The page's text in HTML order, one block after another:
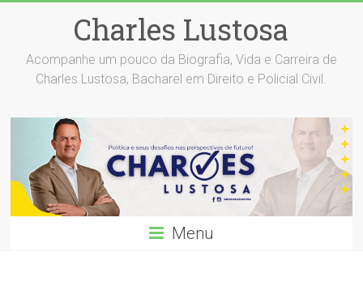
Charles Lustosa
Acompanhe um pouco da Biografia, Vida e Carreira de
Charles Lustosa, Bacharel em Direito e Policial Civil.
Menu